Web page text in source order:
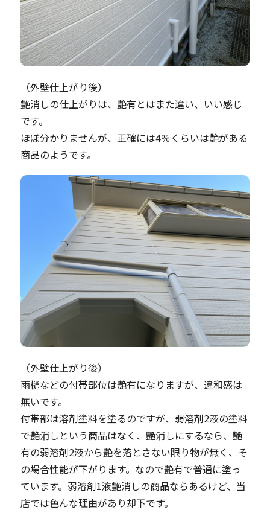
（外壁仕上がり後）
艶消しの仕上がりは、艶有とはまた違い、いい感じ
です。
ほぼ分かりませんが、正確には4％くらいは艶がある
商品のようです。
（外壁仕上がり後）
雨樋などの付帯部位は艶有になりますが、違和感は
無いです。
付帯部は溶剤塗料を塗るのですが、弱溶剤2液の塗料
で艶消しという商品はなく、艶消しにするなら、艶
有の弱溶剤2液から艶を落とさない限り物が無く、そ
の場合性能が下がります。なので艶有で普通に塗っ
ています。弱溶剤1液艶消しの商品ならあるけど、当
店では色んな理由があり却下です。